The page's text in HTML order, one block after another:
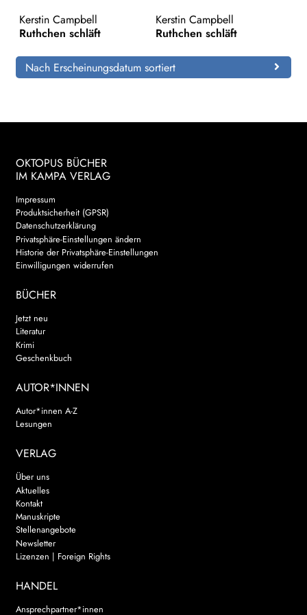
Kerstin Campbell
Ruthchen schläft
Kerstin Campbell
Ruthchen schläft
Nach Erscheinungsdatum sortiert
OKTOPUS BÜCHER
IM KAMPA VERLAG
Impressum
Produktsicherheit (GPSR)
Datenschutzerklärung
Privatsphäre-Einstellungen ändern
Historie der Privatsphäre-Einstellungen
Einwilligungen widerrufen
BÜCHER
Jetzt neu
Literatur
Krimi
Geschenkbuch
AUTOR*INNEN
Autor*innen A-Z
Lesungen
VERLAG
Über uns
Aktuelles
Kontakt
Manuskripte
Stellenangebote
Newsletter
Lizenzen | Foreign Rights
HANDEL
Ansprechpartner*innen